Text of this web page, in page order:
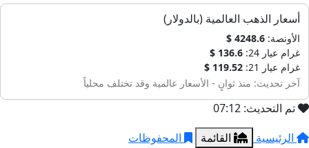
أسعار الذهب العالمية (بالدولار)
الأونصة: 4248.6 $
غرام عيار 24:
136.6 $
غرام عيار 21:
119.52 $
آخر تحديث: منذ ثوانٍ - الأسعار عالمية وقد تختلف محلياً
تم التحديث: 07:12
الرئيسية
القائمة المحفوظات